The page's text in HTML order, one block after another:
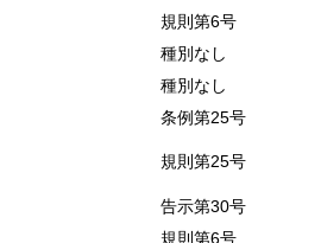
規則第6号
種別なし
種別なし
条例第25号
規則第25号
告示第30号
規則第6号